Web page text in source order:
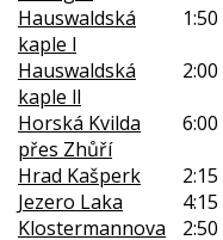
Hauswaldská
kaple l
1:50
Hauswaldská
kaple ll
2:00
Horská Kvilda
přes Zhůří
6:00
Hrad Kašperk
2:15
Jezero Laka
4:15
Klostermannova
2:50